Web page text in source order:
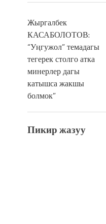
Жыргалбек
КАСАБОЛОТОВ:
“Уңгужол” темадагы
тегерек столго атка
минерлер дагы
катышса жакшы
болмок”
Пикир жазуу